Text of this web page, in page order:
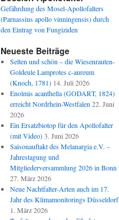
Gefährdung des Mosel-Apollofalters
(Parnassius apollo vinningensis) durch
den Eintrag von Fungiziden
Neueste Beiträge
Selten und schön – die Wiesenrauten-
Goldeule Lamprotes c-aureum
(Knoch, 1781) 14. Juli 2026
Enolmis acanthella (GODART, 1824)
erreicht Nordrhein-Westfalen 22. Juni
2026
Ein Ersatzbiotop für den Apollofalter
(mit Video) 3. Juni 2026
Saisonauftakt des Melanargia e.V. –
Jahrestagung und
Mitgliederversammlung 2026 in Bonn
27. März 2026
Neue Nachtfalter-Arten auch im 17.
Jahr des Klimamonitorings Düsseldorf
1. März 2026